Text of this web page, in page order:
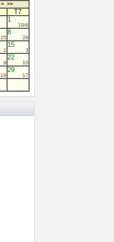
> >>
T7
1
19/6
25
8
26
2
15
3
9
22
10
16
29
17